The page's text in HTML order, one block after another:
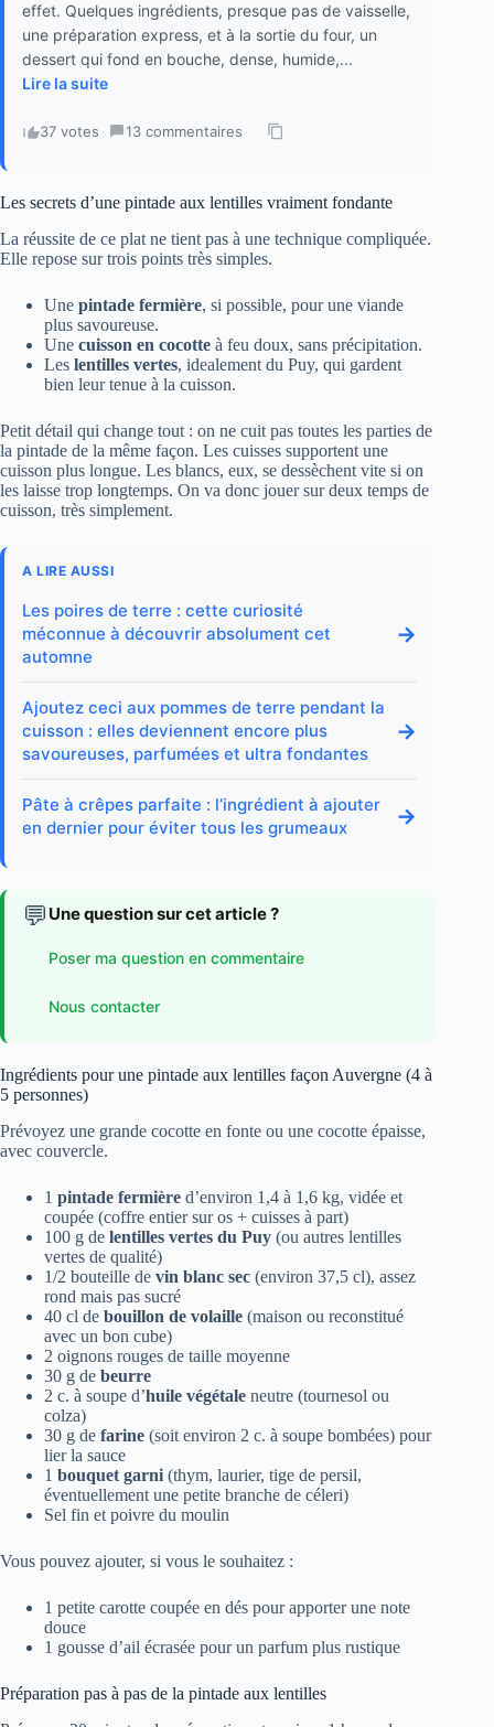
effet. Quelques ingrédients, presque pas de vaisselle,
une préparation express, et à la sortie du four, un
dessert qui fond en bouche, dense, humide,...
Lire la suite
37 votes · 13 commentaires ·
Les secrets d’une pintade aux lentilles vraiment fondante
La réussite de ce plat ne tient pas à une technique compliquée.
Elle repose sur trois points très simples.
Une pintade fermière, si possible, pour une viande
plus savoureuse.
Une cuisson en cocotte à feu doux, sans précipitation.
Les lentilles vertes, idealement du Puy, qui gardent
bien leur tenue à la cuisson.
Petit détail qui change tout : on ne cuit pas toutes les parties de
la pintade de la même façon. Les cuisses supportent une
cuisson plus longue. Les blancs, eux, se dessèchent vite si on
les laisse trop longtemps. On va donc jouer sur deux temps de
cuisson, très simplement.
A LIRE AUSSI
Les poires de terre : cette curiosité
méconnue à découvrir absolument cet
automne
→
Ajoutez ceci aux pommes de terre pendant la
cuisson : elles deviennent encore plus
savoureuses, parfumées et ultra fondantes
→
Pâte à crêpes parfaite : l’ingrédient à ajouter
en dernier pour éviter tous les grumeaux
→
💬 Une question sur cet article ?
Poser ma question en commentaire
Nous contacter
Ingrédients pour une pintade aux lentilles façon Auvergne (4 à
5 personnes)
Prévoyez une grande cocotte en fonte ou une cocotte épaisse,
avec couvercle.
1 pintade fermière d’environ 1,4 à 1,6 kg, vidée et
coupée (coffre entier sur os + cuisses à part)
100 g de lentilles vertes du Puy (ou autres lentilles
vertes de qualité)
1/2 bouteille de vin blanc sec (environ 37,5 cl), assez
rond mais pas sucré
40 cl de bouillon de volaille (maison ou reconstitué
avec un bon cube)
2 oignons rouges de taille moyenne
30 g de beurre
2 c. à soupe d’huile végétale neutre (tournesol ou
colza)
30 g de farine (soit environ 2 c. à soupe bombées) pour
lier la sauce
1 bouquet garni (thym, laurier, tige de persil,
éventuellement une petite branche de céleri)
Sel fin et poivre du moulin
Vous pouvez ajouter, si vous le souhaitez :
1 petite carotte coupée en dés pour apporter une note
douce
1 gousse d’ail écrasée pour un parfum plus rustique
Préparation pas à pas de la pintade aux lentilles